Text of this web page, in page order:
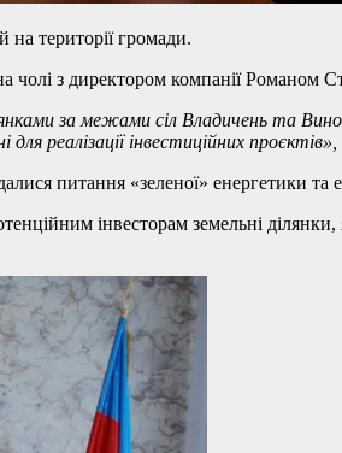
на території громади.
з директором компанії Романом
за межами сіл Владичень та
реалізації інвестиційних проєктів»,
питання «зеленої» енергетики та
інвесторам земельні